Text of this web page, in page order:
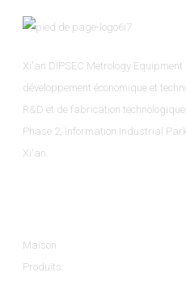
Xi'an DIPSEC Metrology
développement économique et
R&D et de fabrication
Phase 2, Information Industrial
Xi'an.
Maison
Produits